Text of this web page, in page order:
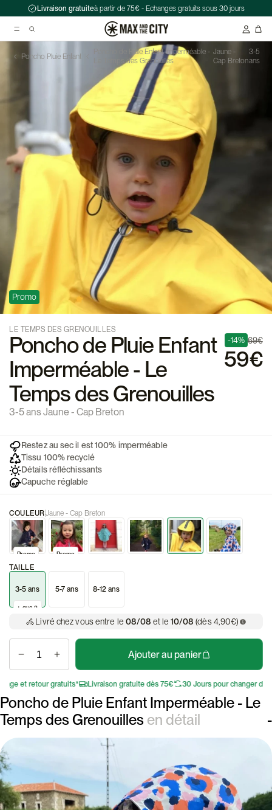
Livraison gratuiteà partir de 75€ - Echanges gratuits sous 30 jours
Recherche suggérées
Antivol chaîne Kryptonite Evolution Series 4 1090 - 90 cm
Casque Abus HUD-Y ACE
Double sacoche Porte-Bagage - Ortlieb - Back-Roller Classic
Poncho Pluie Enfant
Poncho de Pluie Enfant Imperméable -
Le Temps des Grenouilles
Jaune -
Cap Breton
3-5
ans
Promo
LE TEMPS DES GRENOUILLES
Poncho de Pluie Enfant
Imperméable - Le
Temps des Grenouilles
3-5 ans Jaune - Cap Breton
-14% 69€
59€
Restez au sec il est 100% imperméable
Tissu 100% recyclé
Détails réfléchissants
Capuche réglable
COULEURJaune - Cap Breton
Promo Promo
TAILLE
3-5 ans
+ que 2
5-7 ans 8-12 ans
Livré chez vous entre le 08/08 et le 10/08(dès 4,90€)
Ajouter au panier
et retour gratuits* Livraison gratuite dès 75€ 30 Jours pour changer d'avis
Poncho de Pluie Enfant Imperméable - Le
Temps des Grenouilles en détail